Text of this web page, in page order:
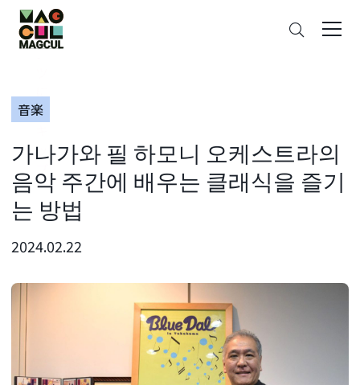
ン
テ
ン
に
ス
ッ
プ
音楽
가나가와 필 하모니 오케스트라의
음악 주간에 배우는 클래식을 즐기
는 방법
2024.02.22